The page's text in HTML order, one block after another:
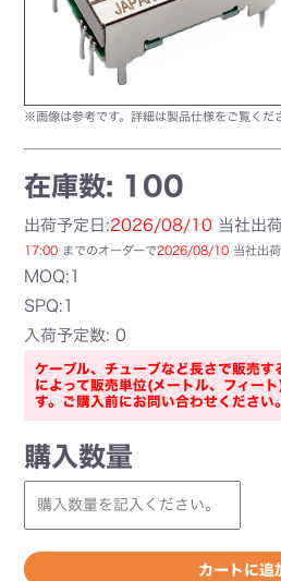
※画像は参考です。詳細は製品仕様をご覧くだ
在庫数: 100
出荷予定日:2026/08/10 当社出
17:00 までのオーダーで2026/08/10 当社出
MOQ:1
SPQ:1
入荷予定数: 0
ケーブル、チューブなど長さで販売す
によって販売単位(メートル、フィー
す。ご購入前にお問い合わせください。
購入数量